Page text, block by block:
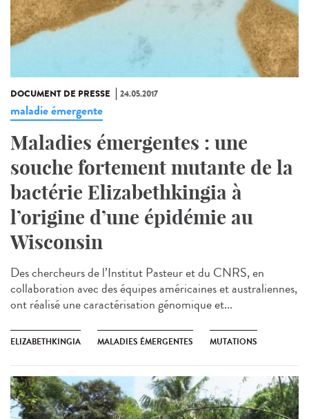
DOCUMENT DE PRESSE 24.05.2017
maladie émergente
Maladies émergentes : une
souche fortement mutante de la
bactérie Elizabethkingia à
l’origine d’une épidémie au
Wisconsin
Des chercheurs de l’Institut Pasteur et du CNRS, en
collaboration avec des équipes américaines et australiennes,
ont réalisé une caractérisation génomique et...
ELIZABETHKINGIA MALADIES ÉMERGENTES MUTATIONS